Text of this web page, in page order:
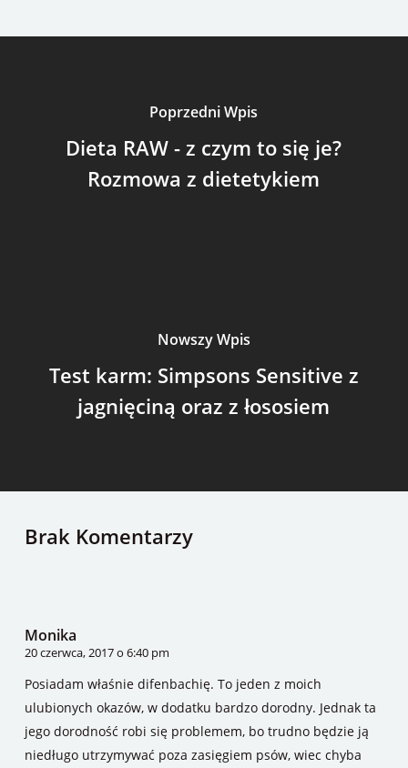
Poprzedni Wpis
Dieta RAW - z czym to się je?
Rozmowa z dietetykiem
Nowszy Wpis
Test karm: Simpsons Sensitive z
jagnięciną oraz z łososiem
Brak Komentarzy
Monika
20 czerwca, 2017 o 6:40 pm
Posiadam właśnie difenbachię. To jeden z moich
ulubionych okazów, w dodatku bardzo dorodny. Jednak ta
jego dorodność robi się problemem, bo trudno będzie ją
niedługo utrzymywać poza zasięgiem psów, wiec chyba